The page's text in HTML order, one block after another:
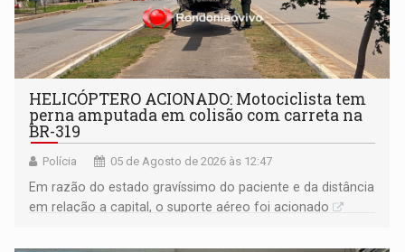
HELICÓPTERO ACIONADO: Motociclista tem
perna amputada em colisão com carreta na
BR-319
Polícia 05 de Agosto de 2026 às 12:47
Em razão do estado gravíssimo do paciente e da distância
em relação a capital, o suporte aéreo foi acionado